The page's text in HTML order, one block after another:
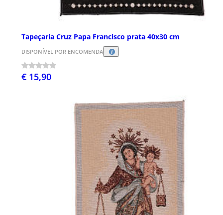
Tapeçaria Cruz Papa Francisco prata 40x30 cm
DISPONÍVEL POR ENCOMENDA
€ 15,90